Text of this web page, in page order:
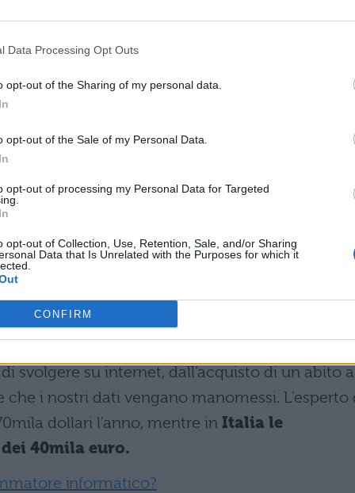
Data Processing Opt Outs
opt-out of the Sharing of my personal data.
opt-out of the Sale of my Personal Data.
opt-out of processing my Personal Data for Targeted
opt-out of Collection, Use, Retention, Sale, and/or Sharing
Data that Is Unrelated with the Purposes for which it
CONFIRM
informatica è sinonimo di
informatica, tutte le tecniche, le tecnologie e
di garantire la protezione dei sistemi
e integrità dei dati
e sistemi. Ma chi può fare sicurezza
amministratori di dati (data security
(network security architect) e le figure che
e le ripercussioni legali.
a quanto ammonta lo
un ruolo molto importante all’interno
esposizione che noi tutti, e di
abbiamo nel mondo dell’on line. Ci ripetiamo
svolgere su internet, dall’acquisto di un abito a
i nostri dati vengano manomessi. L’esperto
dollari l’anno, mentre in Italia le
40mila euro.
informatico?